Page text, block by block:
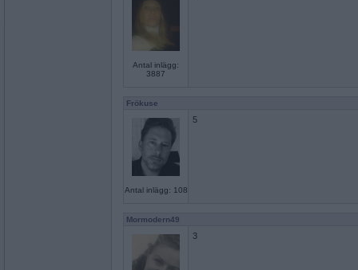
Antal inlägg:
3887
Frökuse
Antal inlägg: 108
5
Mormodern49
3